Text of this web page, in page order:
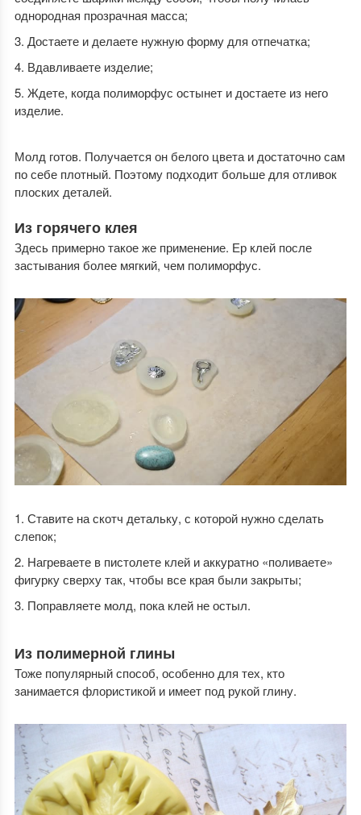
однородная прозрачная масса;
Достаете и делаете нужную форму для отпечатка;
Вдавливаете изделие;
Ждете, когда полиморфус остынет и достаете из него
изделие.
Молд готов. Получается он белого цвета и достаточно сам
по себе плотный. Поэтому подходит больше для отливок
плоских деталей.
Из горячего клея
Здесь примерно такое же применение. Ер клей после
застывания более мягкий, чем полиморфус.
Ставите на скотч детальку, с которой нужно сделать
слепок;
Нагреваете в пистолете клей и аккуратно «поливаете»
фигурку сверху так, чтобы все края были закрыты;
Поправляете молд, пока клей не остыл.
Из полимерной глины
Тоже популярный способ, особенно для тех, кто
занимается флористикой и имеет под рукой глину.